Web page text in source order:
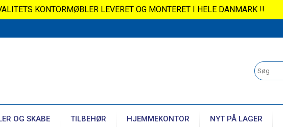
KONTORMØBLER LEVERET OG MONTERET I HELE DANMARK !!
OG SKABE TILBEHØR HJEMMEKONTOR NYT PÅ LAGER